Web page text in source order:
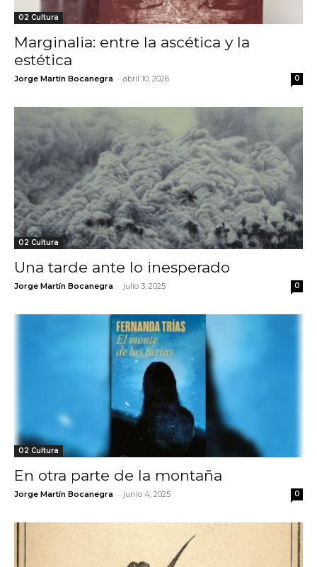
02 Cultura
Marginalia: entre la ascética y la
estética
Jorge Martín Bocanegra - abril 10, 2026 0
02 Cultura
Una tarde ante lo inesperado
Jorge Martín Bocanegra - julio 3, 2025 0
02 Cultura
En otra parte de la montaña
Jorge Martín Bocanegra - junio 4, 2025 0